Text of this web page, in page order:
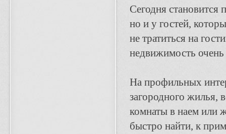
Сегодня
но и у гостей,
не тратиться на
недвижимость
На профильных
загородного жилья,
комнаты в наем или
быстро найти, к